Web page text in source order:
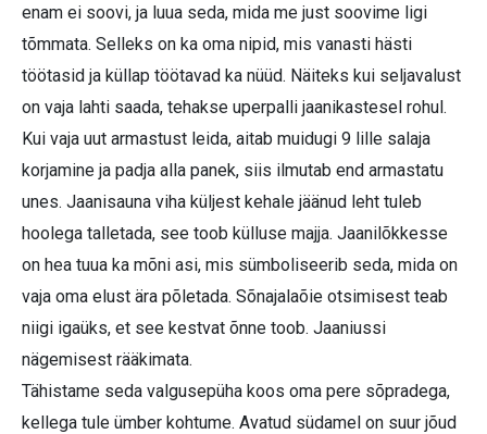
enam ei soovi, ja luua seda, mida me just soovime ligi
tõmmata. Selleks on ka oma nipid, mis vanasti hästi
töötasid ja küllap töötavad ka nüüd. Näiteks kui seljavalust
on vaja lahti saada, tehakse uperpalli jaanikastesel rohul.
Kui vaja uut armastust leida, aitab muidugi 9 lille salaja
korjamine ja padja alla panek, siis ilmutab end armastatu
unes. Jaanisauna viha küljest kehale jäänud leht tuleb
hoolega talletada, see toob külluse majja. Jaanilõkkesse
on hea tuua ka mõni asi, mis sümboliseerib seda, mida on
vaja oma elust ära põletada. Sõnajalaõie otsimisest teab
niigi igaüks, et see kestvat õnne toob. Jaaniussi
nägemisest rääkimata.
Tähistame seda valgusepüha koos oma pere sõpradega,
kellega tule ümber kohtume. Avatud südamel on suur jõud